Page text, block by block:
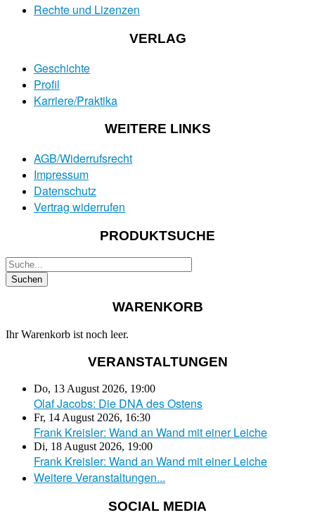
Rechte und Lizenzen
VERLAG
Geschichte
Profil
Karriere/Praktika
WEITERE LINKS
AGB/Widerrufsrecht
Impressum
Datenschutz
Vertrag widerrufen
PRODUKTSUCHE
WARENKORB
Ihr Warenkorb ist noch leer.
VERANSTALTUNGEN
Do, 13 August 2026, 19:00
Olaf Jacobs: Die DNA des Ostens
Fr, 14 August 2026, 16:30
Frank Kreisler: Wand an Wand mit einer Leiche
Di, 18 August 2026, 19:00
Frank Kreisler: Wand an Wand mit einer Leiche
Weitere Veranstaltungen...
SOCIAL MEDIA